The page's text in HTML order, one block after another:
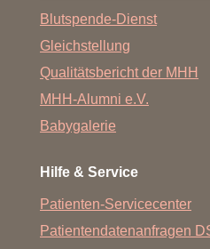
Blutspende-Dienst
Gleichstellung
Qualitätsbericht der MHH
MHH-Alumni e.V.
Babygalerie
Hilfe & Service
Patienten-Servicecenter
Patientendatenanfragen